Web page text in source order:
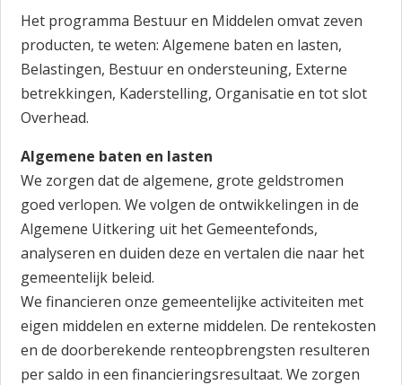
Stadsbegroting 2017
Zomernota 2017
Slotwijziging 2016
Stadsrekening 2016
Stads- en Wijkmonitor
Het programma Bestuur en Middelen omvat zeven
producten, te weten: Algemene baten en lasten,
Belastingen, Bestuur en ondersteuning, Externe
betrekkingen, Kaderstelling, Organisatie en tot slot
Overhead.
Algemene baten en lasten
We zorgen dat de algemene, grote geldstromen
goed verlopen. We volgen de ontwikkelingen in de
Algemene Uitkering uit het Gemeentefonds,
analyseren en duiden deze en vertalen die naar het
gemeentelijk beleid.
We financieren onze gemeentelijke activiteiten met
eigen middelen en externe middelen. De rentekosten
en de doorberekende renteopbrengsten resulteren
per saldo in een financieringsresultaat. We zorgen